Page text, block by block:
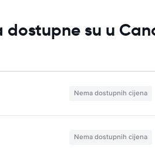
su u
Nema dostupnih cijena
Nema dostupnih cijena